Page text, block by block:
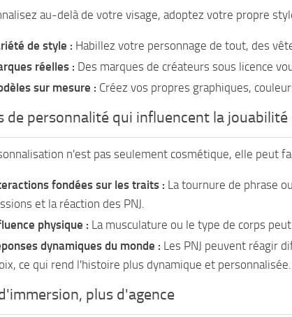
au-delà de votre visage, adoptez votre propre
de style : Habillez votre personnage de tout, des
réelles : Des marques de créateurs sous licence
sur mesure : Créez vos propres graphiques,
de personnalité qui influencent la jouabilité
n'est pas seulement cosmétique, elle peut
fondées sur les traits : La tournure de phrase
et la réaction des PNJ.
physique : La musculature ou le type de corps
dynamiques du monde : Les PNJ peuvent réagir
ce qui rend l'histoire plus dynamique et personnalisée.
plus d'agence